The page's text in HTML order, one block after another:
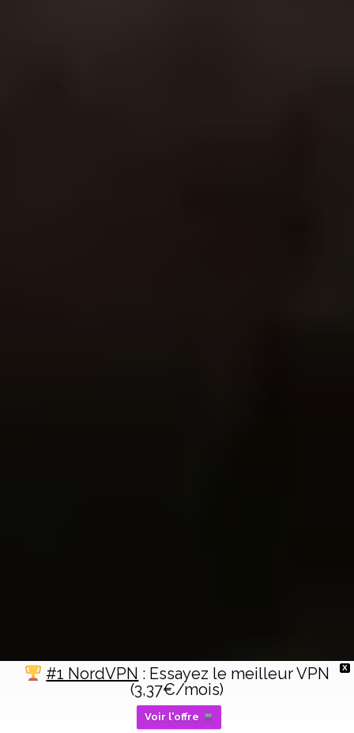
X
#1 NordVPN : Essayez le meilleur VPN
(3,37€/mois)
Voir l'offre